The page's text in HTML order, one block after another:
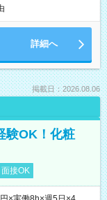
詳細へ
掲載日：2026.08.06
験OK！化粧
接OK